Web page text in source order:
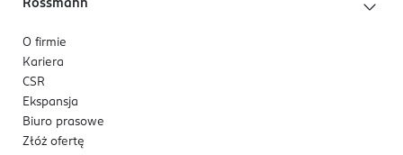
Rossmann
O firmie
Kariera
CSR
Ekspansja
Biuro prasowe
Złóż ofertę